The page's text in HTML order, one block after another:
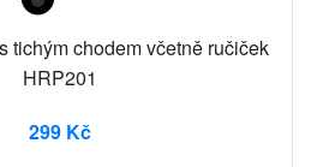
tichým chodem včetně ručiček
HRP201
299 Kč